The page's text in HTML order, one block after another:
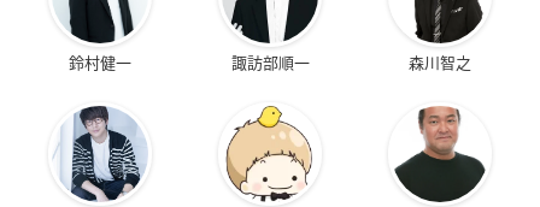
鈴村健一 諏訪部順一 森川智之